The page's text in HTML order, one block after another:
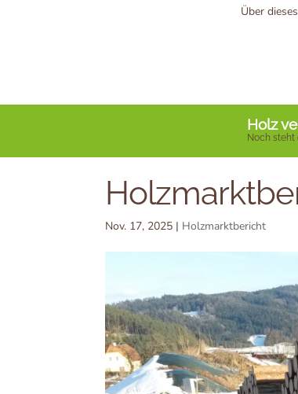
Über
Holz
Noch steht
Nov. 17, 2025 | Holzmarktbericht